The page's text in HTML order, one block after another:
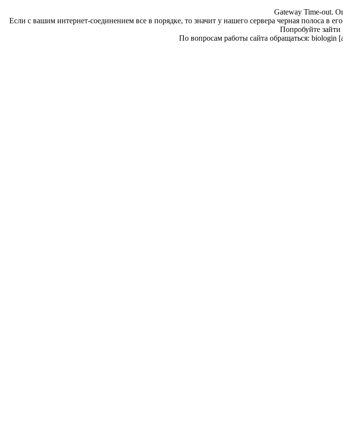
Gateway Time-out.
Если с вашим интернет-соединением все в порядке, то значит у нашего сервера черная полоса в
Попробуйте зайти
По вопросам работы сайта обращаться: biologin